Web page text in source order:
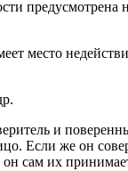
предусмотрена
место
и
Если же он
он сам их